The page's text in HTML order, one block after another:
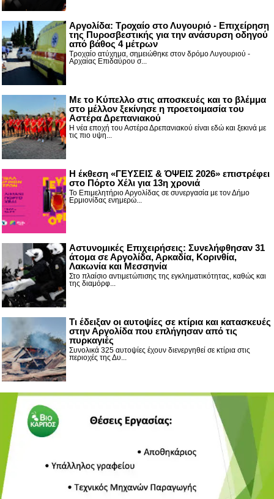
Αργολίδα: Τροχαίο στο Λυγουριό - Επιχείρηση
της Πυροσβεστικής για την ανάσυρση οδηγού
από βάθος 4 μέτρων
Τροχαίο ατύχημα, σημειώθηκε στον δρόμο Λυγουριού -
Αρχαίας Επιδαύρου σ...
Με το Κύπελλο στις αποσκευές και το βλέμμα
στο μέλλον ξεκίνησε η προετοιμασία του
Αστέρα Δρεπανιακού
Η νέα εποχή του Αστέρα Δρεπανιακού είναι εδώ και ξεκινά με
τις πιο υψη...
Η έκθεση «ΓΕΥΣΕΙΣ & ΌΨΕΙΣ 2026» επιστρέφει
στο Πόρτο Χέλι για 13η χρονιά
Το Επιμελητήριο Αργολίδας σε συνεργασία με τον Δήμο
Ερμιονίδας ενημερώ...
Αστυνομικές Επιχειρήσεις: Συνελήφθησαν 31
άτομα σε Αργολίδα, Αρκαδία, Κορινθία,
Λακωνία και Μεσσηνία
Στο πλαίσιο αντιμετώπισης της εγκληματικότητας, καθώς και
της διαμόρφ...
Τι έδειξαν οι αυτοψίες σε κτίρια και κατασκευές
στην Αργολίδα που επλήγησαν από τις
πυρκαγιές
Συνολικά 325 αυτοψίες έχουν διενεργηθεί σε κτίρια στις
περιοχές της Δυ...